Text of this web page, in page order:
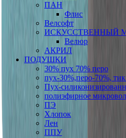
ПАН
Флис
Велсофт
ИСКУССТВЕННЫЙ
Велюр
АКРИЛ
ПОДУШКИ
30% пух 70% перо
пух-30%,перо-70%,
Пух-
полиэфирное
ПЭ
Хлопок
Лен
ППУ